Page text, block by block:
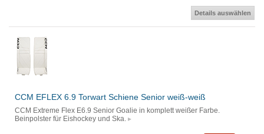
Details auswählen
CCM EFLEX 6.9 Torwart Schiene Senior weiß-weiß
CCM Extreme Flex E6.9 Senior Goalie in komplett weißer Farbe.
Beinpolster für Eishockey und Ska.